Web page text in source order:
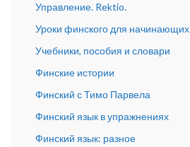
Управление. Rektio.
Уроки финского для начинающих
Учебники, пособия и словари
Финские истории
Финский с Тимо Парвела
Финский язык в упражнениях
Финский язык: разное